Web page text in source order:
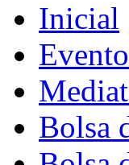
Inicial
Bolsa